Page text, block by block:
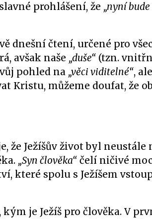
prohlášení, že „nyní
dnešní čtení, určené pro
avšak naše „duše“ (tzn.
pohled na „věci viditelné“,
Kristu, můžeme doufat, že
že Ježíšův život byl neustále
„Syn člověka“ čelí ničivé
které spolu s Ježíšem
je Ježíš pro člověka. V